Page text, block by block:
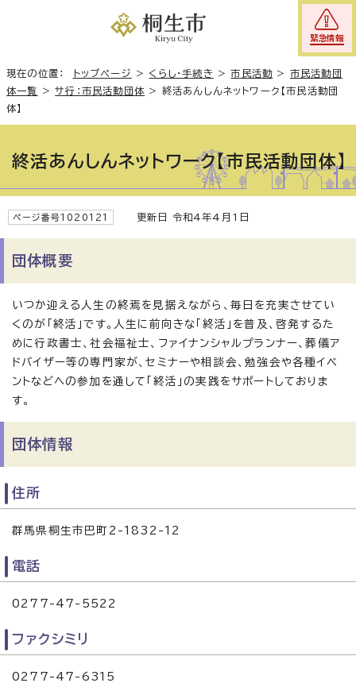
緊急情報
現在の位置： トップページ > くらし・手続き >市民活動 > 市民活動団
体一覧
>サ行：市民活動団体 > 終活あんしんネットワーク【市民活動団
体】
終活あんしんネットワーク【市民活動団体】
ページ番号1020121 更新日 令和4年4月1日
団体概要
いつか迎える人生の終焉を見据えながら、毎日を充実させてい
くのが「終活」です。人生に前向きな「終活」を普及、啓発するた
めに行政書士、社会福祉士、ファイナンシャルプランナー、葬儀ア
ドバイザー等の専門家が、セミナーや相談会、勉強会や各種イベ
ントなどへの参加を通して「終活」の実践をサポートしておりま
す。
団体情報
住所
群馬県桐生市巴町2-1832-12
電話
0277-47-5522
ファクシミリ
0277-47-6315